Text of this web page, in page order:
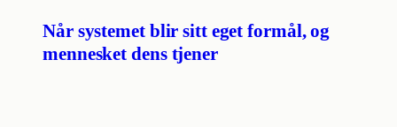
Når systemet blir sitt eget formål, og
mennesket dens tjener